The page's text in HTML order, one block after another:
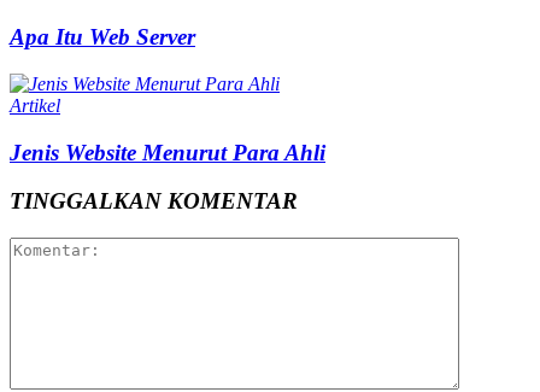
Apa Itu Web Server
Artikel
Jenis Website Menurut Para Ahli
TINGGALKAN KOMENTAR